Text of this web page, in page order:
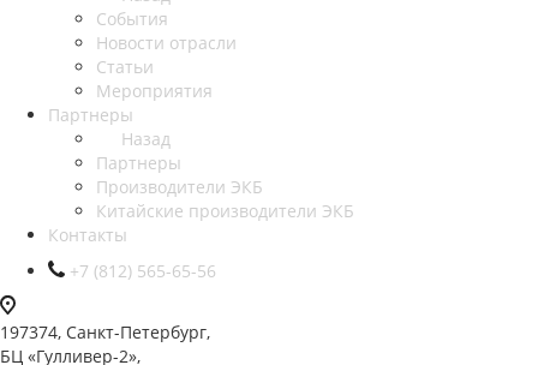
События
Новости отрасли
Статьи
Мероприятия
Партнеры
Назад
Партнеры
Производители ЭКБ
Китайские производители ЭКБ
Контакты
+7 (812) 565-65-56
197374, Санкт-Петербург,
БЦ «Гулливер-2»,